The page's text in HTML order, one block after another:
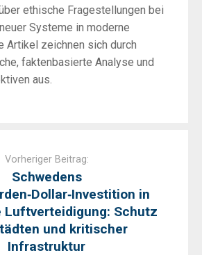
ethische Fragestellungen bei
Systeme in moderne
Artikel zeichnen sich durch
faktenbasierte Analyse und
aus.
Vorheriger Beitrag:
Schwedens
in
Schutz
und kritischer
Infrastruktur